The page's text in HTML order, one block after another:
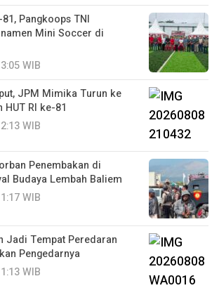
Pangkoops TNI
Mini Soccer di
WIB
JPM Mimika Turun ke
RI ke-81
WIB
Penembakan di
Budaya Lembah Baliem
WIB
Jadi Tempat Peredaran
Pengedarnya
WIB